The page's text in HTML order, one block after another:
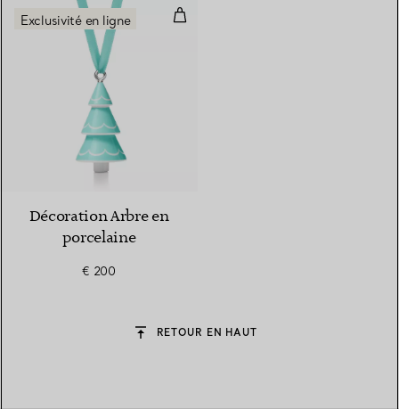
Décoration Arbre en porcelaine
Exclusivité en ligne
Décoration Arbre en
porcelaine
€ 200
RETOUR EN HAUT